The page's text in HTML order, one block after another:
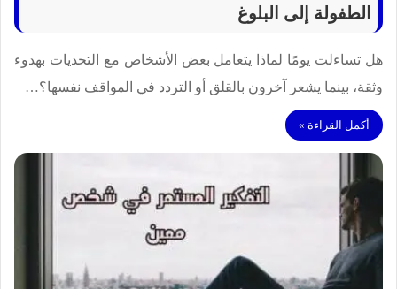
الطفولة إلى البلوغ
هل تساءلت يومًا لماذا يتعامل بعض الأشخاص مع التحديات بهدوء
وثقة، بينما يشعر آخرون بالقلق أو التردد في المواقف نفسها؟…
أكمل القراءة »